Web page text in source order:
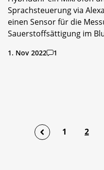
Sprachsteuerung via
einen Sensor für die
Sauerstoffsättigung im
1. Nov 2022 1
1 2